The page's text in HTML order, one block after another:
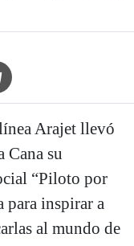
Icon
Arajet llevó
Cana su
“Piloto por
para inspirar a
al mundo de